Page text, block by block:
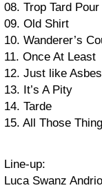
08. Trop Tard
09. Old Shirt
10. Wanderer’s
11. Once At Least
12. Just like
13. It’s A Pity
14. Tarde
15. All Those
Line-up:
Luca Swanz